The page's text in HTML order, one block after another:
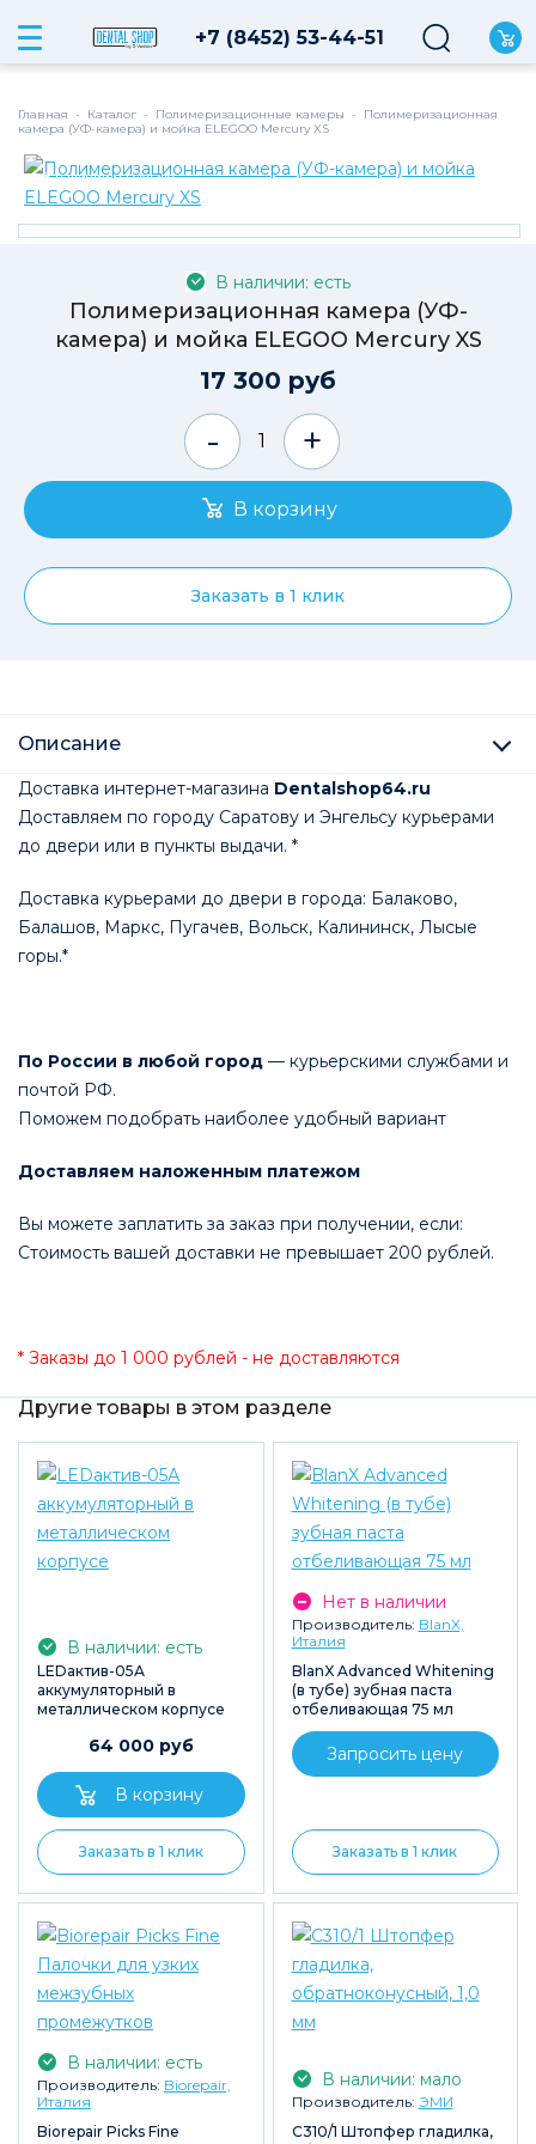
Главная - Каталог - Полимеризационные камеры -
Полимеризационная
камера (УФ-камера) и мойка ELEGOO Mercury XS
В наличии на складе
В наличии: есть
Полимеризационная камера (УФ-
камера) и мойка ELEGOO Mercury XS
17 300 руб
- +
Заказать в 1 клик
Описание
Доставка интернет-магазина Dentalshop64.ru
Доставляем по городу Саратову и Энгельсу курьерами
до двери или в пункты выдачи. *
Доставка курьерами до двери в города: Балаково,
Балашов, Маркс, Пугачев, Вольск, Калининск, Лысые
горы.*
По России в любой город — курьерскими службами и
почтой РФ.
Поможем подобрать наиболее удобный вариант
Доставляем наложенным платежом
Вы можете заплатить за заказ при получении, если:
Стоимость вашей доставки не превышает 200 рублей.
* Заказы до 1 000 рублей - не доставляются
Другие товары в этом разделе
В наличии: есть
LEDактив-05А
аккумуляторный в
металлическом корпусе
64 000 руб
Заказать в 1 клик
Нет в наличии
Производитель: BlanX,
Италия
BlanX Advanced Whitening
(в тубе) зубная паста
отбеливающая 75 мл
Запросить цену
Заказать в 1 клик
В наличии: есть
Производитель: Biorepair,
Италия
Biorepair Picks Fine
В наличии: мало
Производитель: ЭМИ
С310/1 Штопфер гладилка,
+7 (8452) 53-44-51